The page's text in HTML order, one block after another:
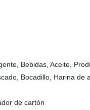
Bebidas, Aceite,
Bocadillo, Harina de
de cartón